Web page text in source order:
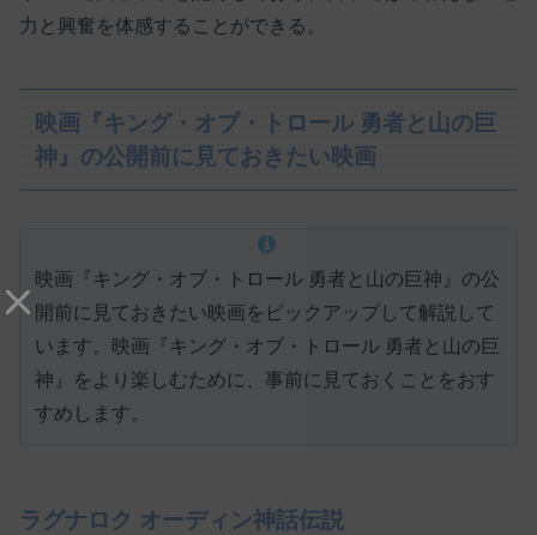
力と興奮を体感することができる。
映画『キング・オブ・トロール 勇者と山の巨
神』の公開前に見ておきたい映画
映画『キング・オブ・トロール 勇者と山の巨神』の公
開前に見ておきたい映画をピックアップして解説して
います。映画『キング・オブ・トロール 勇者と山の巨
神』をより楽しむために、事前に見ておくことをおす
すめします。
ラグナロク オーディン神話伝説